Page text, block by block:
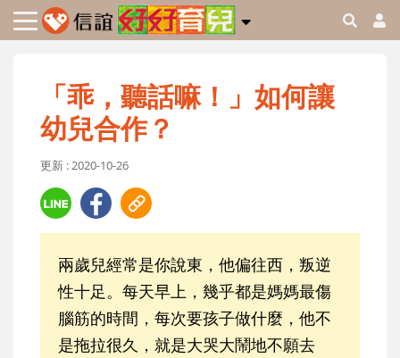
「乖，聽話嘛！」如何讓
幼兒合作？
更新 : 2020-10-26
兩歲兒經常是你說東，他偏往西，叛逆
性十足。每天早上，幾乎都是媽媽最傷
腦筋的時間，每次要孩子做什麼，他不
是拖拉很久，就是大哭大鬧地不願去